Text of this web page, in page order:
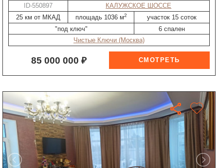
ID-550897
КАЛУЖСКОЕ ШОССЕ
25 км от МКАД
площадь 1036 м2
участок 15 соток
"под ключ"
6 спален
Чистые Ключи (Москва)
85 000 000 ₽